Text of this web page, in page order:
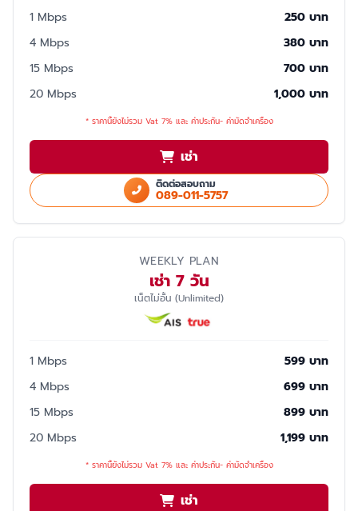
1 Mbps
250 บาท
4 Mbps
380 บาท
15 Mbps
700 บาท
20 Mbps
1,000 บาท
* ราคานี้ยังไม่รวม Vat 7% และ ค่าประกัน- ค่ามัดจำเครื่อง
เช่า
ติดต่อสอบถาม
089-011-5757
WEEKLY PLAN
เช่า 7 วัน
เน็ตไม่อั้น (Unlimited)
1 Mbps
599 บาท
4 Mbps
699 บาท
15 Mbps
899 บาท
20 Mbps
1,199 บาท
* ราคานี้ยังไม่รวม Vat 7% และ ค่าประกัน- ค่ามัดจำเครื่อง
เช่า